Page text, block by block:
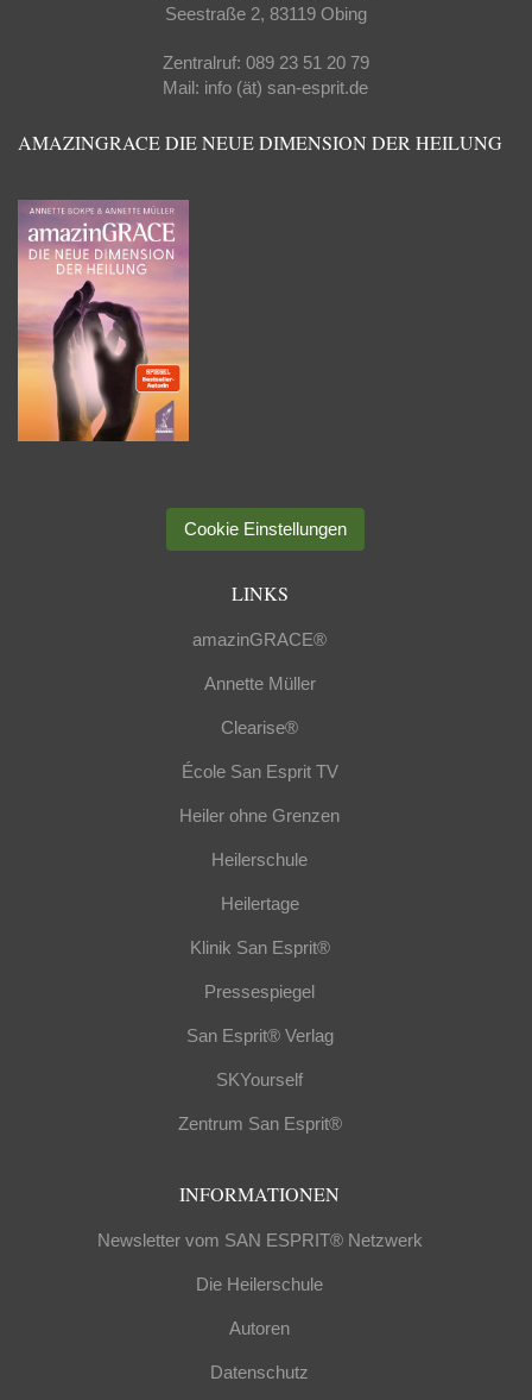
Seestraße 2, 83119 Obing
Zentralruf: 089 23 51 20 79
Mail: info (ät) san-esprit.de
AMAZINGRACE DIE NEUE DIMENSION DER HEILUNG
Cookie Einstellungen
LINKS
amazinGRACE®
Annette Müller
Clearise®
École San Esprit TV
Heiler ohne Grenzen
Heilerschule
Heilertage
Klinik San Esprit®
Pressespiegel
San Esprit® Verlag
SKYourself
Zentrum San Esprit®
INFORMATIONEN
Newsletter vom SAN ESPRIT® Netzwerk
Die Heilerschule
Autoren
Datenschutz